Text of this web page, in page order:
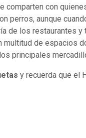
con
perros, aunque
de los restaurantes
de espacios
principales
y recuerda que el